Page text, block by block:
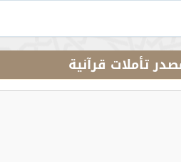
تأملات قرآنية